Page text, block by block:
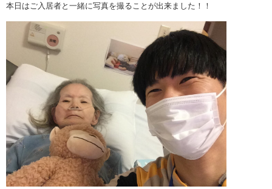
本日はご入居者と一緒に写真を撮ることが出来ました！！